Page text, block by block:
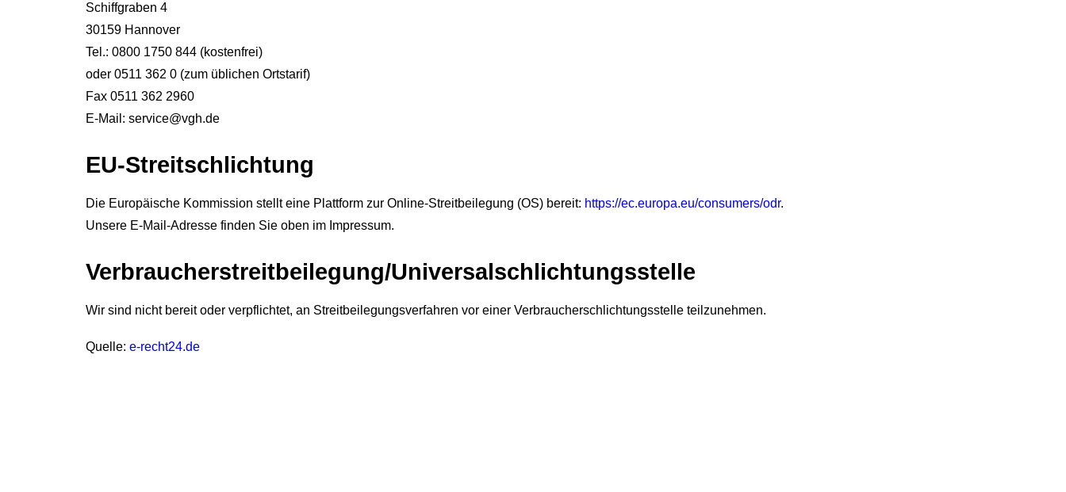
Schiffgraben 4
30159 Hannover
Tel.: 0800 1750 844 (kostenfrei)
oder 0511 362 0 (zum üblichen Ortstarif)
Fax 0511 362 2960
E-Mail: service@vgh.de
EU-Streitschlichtung
Die Europäische Kommission stellt eine Plattform zur Online-Streitbeilegung (OS) bereit: https://ec.europa.eu/consumers/odr.
Unsere E-Mail-Adresse finden Sie oben im Impressum.
Verbraucher­streit­beilegung/Universal­schlichtungs­stelle
Wir sind nicht bereit oder verpflichtet, an Streitbeilegungsverfahren vor einer Verbraucherschlichtungsstelle teilzunehmen.
Quelle: e-recht24.de